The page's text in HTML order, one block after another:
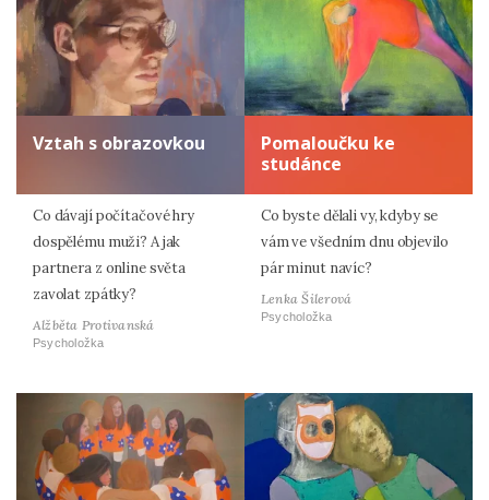
Vztah s obrazovkou
Co dávají počítačové hry
dospělému muži? A jak
partnera z online světa
zavolat zpátky?
Alžběta Protivanská
Psycholožka
Pomaloučku ke
studánce
Co byste dělali vy, kdyby se
vám ve všedním dnu objevilo
pár minut navíc?
Lenka Šilerová
Psycholožka